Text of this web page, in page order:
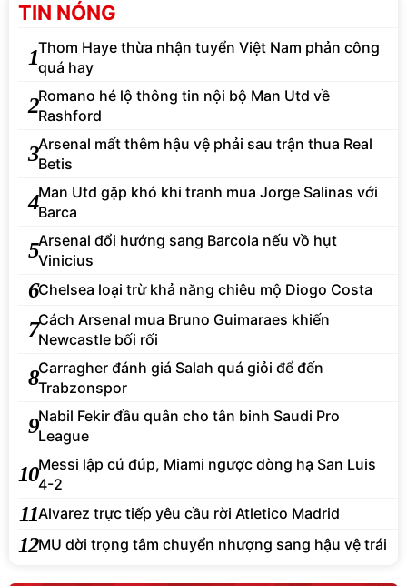
TIN NÓNG
1Thom Haye thừa nhận tuyển Việt Nam phản công
quá hay
2Romano hé lộ thông tin nội bộ Man Utd về
Rashford
3Arsenal mất thêm hậu vệ phải sau trận thua Real
Betis
4Man Utd gặp khó khi tranh mua Jorge Salinas với
Barca
5Arsenal đổi hướng sang Barcola nếu vồ hụt
Vinicius
6Chelsea loại trừ khả năng chiêu mộ Diogo Costa
7Cách Arsenal mua Bruno Guimaraes khiến
Newcastle bối rối
8Carragher đánh giá Salah quá giỏi để đến
Trabzonspor
9Nabil Fekir đầu quân cho tân binh Saudi Pro
League
10Messi lập cú đúp, Miami ngược dòng hạ San Luis
4-2
11Alvarez trực tiếp yêu cầu rời Atletico Madrid
12MU dời trọng tâm chuyển nhượng sang hậu vệ trái